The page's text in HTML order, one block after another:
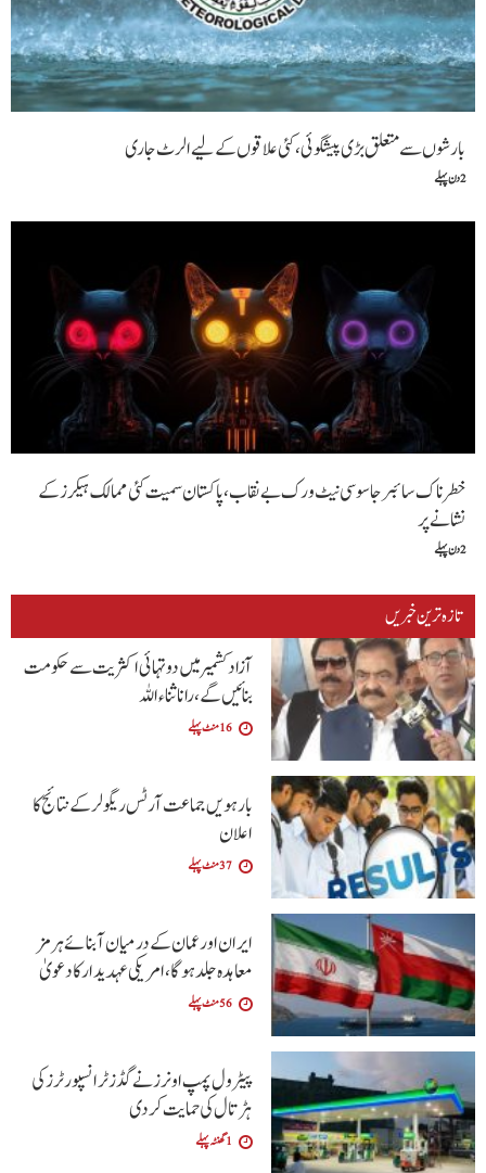
بارشوں سے متعلق بڑی پیشگوئی، کئی علاقوں کے لیے الرٹ جاری
2 دن پہلے
خطرناک سائبر جاسوسی نیٹ ورک بے نقاب، پاکستان سمیت کئی ممالک ہیکرز کے
نشانے پر
2 دن پہلے
تازہ ترین خبریں
آزاد کشمیر میں دو تہائی اکثریت سے حکومت
بنائیں گے ،رانا ثناء اللہ
16 منٹ پہلے
بارہویں جماعت آرٹس ریگولر کے نتائج کا
اعلان
37 منٹ پہلے
ایران اور عمان کے درمیان آبنائے ہرمز
معاہدہ جلد ہوگا،امریکی عہدیدار کا دعویٰ
56 منٹ پہلے
پیٹرول پمپ اونرز نے گڈز ٹرانسپورٹرز کی
ہڑتال کی حمایت کردی
1 گھنٹہ پہلے